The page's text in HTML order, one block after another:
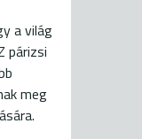
a világ
párizsi
meg